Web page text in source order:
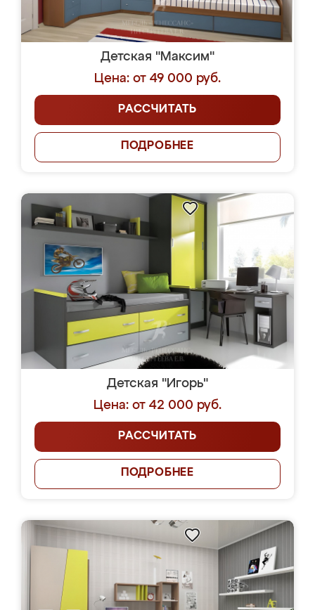
Детская "Максим"
Цена: от 49 000 руб.
РАССЧИТАТЬ
ПОДРОБНЕЕ
Детская "Игорь"
Цена: от 42 000 руб.
РАССЧИТАТЬ
ПОДРОБНЕЕ